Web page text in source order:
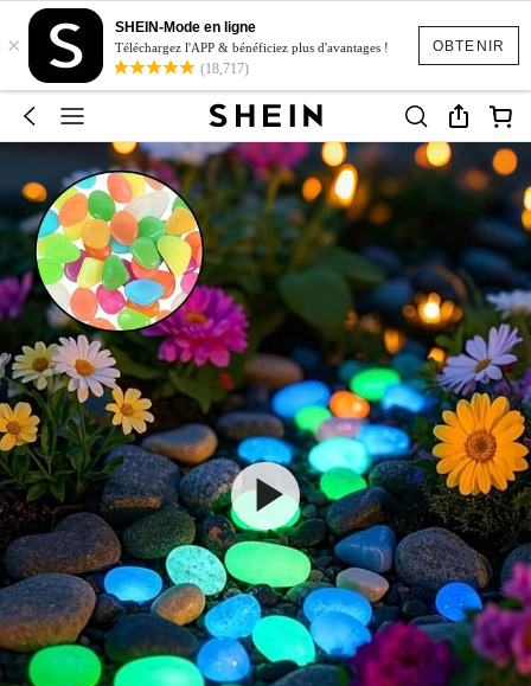
OBTENIR
×
SHEIN-Mode en ligne
Téléchargez l'APP & bénéficiez plus d'avantages !
(18,717)